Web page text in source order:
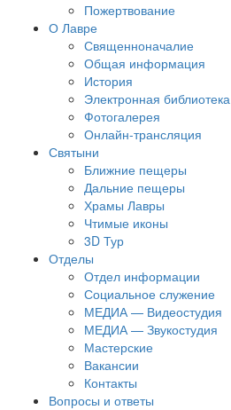
Пожертвование
О Лавре
Священноначалие
Общая информация
История
Электронная библиотека
Фотогалерея
Онлайн-трансляция
Святыни
Ближние пещеры
Дальние пещеры
Храмы Лавры
Чтимые иконы
3D Тур
Отделы
Отдел информации
Социальное служение
МЕДИА — Видеостудия
МЕДИА — Звукостудия
Мастерские
Вакансии
Контакты
Вопросы и ответы